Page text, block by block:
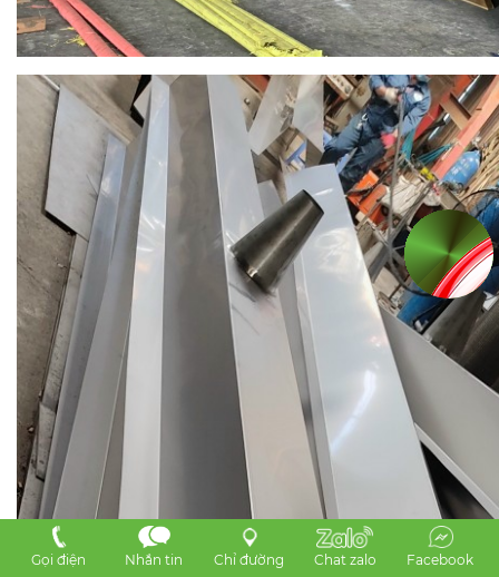
Gọi điện Nhắn tin Chỉ đường Chat zalo Facebook